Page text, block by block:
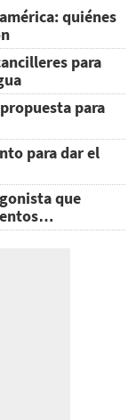
quiénes
para
para
para dar el
que